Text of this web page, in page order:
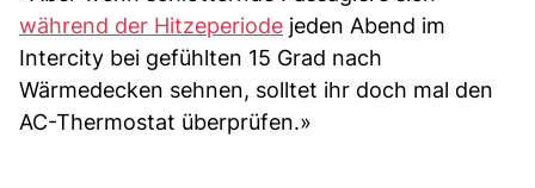
während der Hitzeperiode jeden Abend im
Intercity bei gefühlten 15 Grad nach
Wärmedecken sehnen, solltet ihr doch mal den
AC-Thermostat überprüfen.»